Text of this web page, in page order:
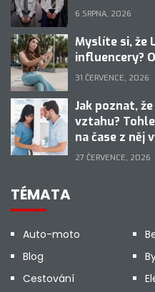
6 SRPNA, 2026
Myslíte si, že
influencery?
31 ČERVENCE, 2026
Jak poznat,
vztahu?
na čase z něj
27 ČERVENCE, 2026
TÉMATA
Auto-moto
Blog
Cestování